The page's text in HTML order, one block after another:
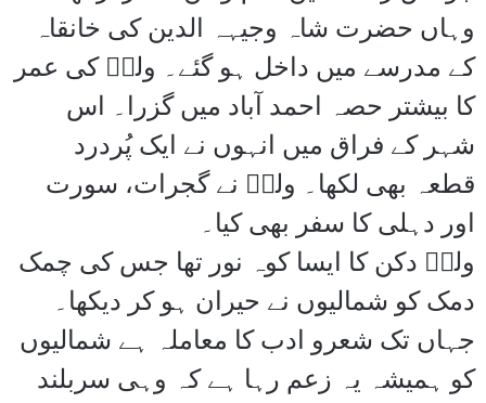
وہاں حضرت شاہ وجیہہ الدین کی خانقاہ
کے مدرسے میں داخل ہو گئے۔ ولیؔ کی عمر
کا بیشتر حصہ احمد آباد میں گزرا۔ اس
شہر کے فراق میں انہوں نے ایک پُردرد
قطعہ بھی لکھا۔ ولیؔ نے گجرات، سورت
اور دہلی کا سفر بھی کیا۔
ولیؔ دکن کا ایسا کوہ نور تھا جس کی چمک
دمک کو شمالیوں نے حیران ہو کر دیکھا۔
جہاں تک شعرو ادب کا معاملہ ہے شمالیوں
کو ہمیشہ یہ زعم رہا ہے کہ وہی سربلند